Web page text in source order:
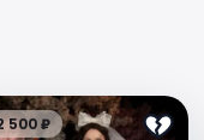
500 ₽